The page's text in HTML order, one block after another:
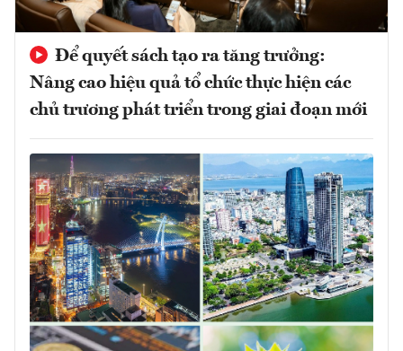
Để quyết sách tạo ra tăng trưởng:
Nâng cao hiệu quả tổ chức thực hiện các
chủ trương phát triển trong giai đoạn mới